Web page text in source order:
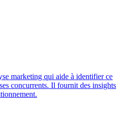
marketing qui aide à identifier ce
concurrents. Il fournit des insights